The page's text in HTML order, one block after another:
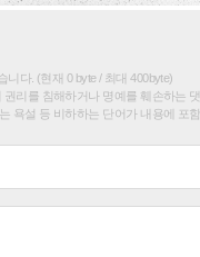
니다. (현재 0 byte / 최대 400byte)
권리를 침해하거나 명예를 훼손하는
욕설 등 비하하는 단어가 내용에 포